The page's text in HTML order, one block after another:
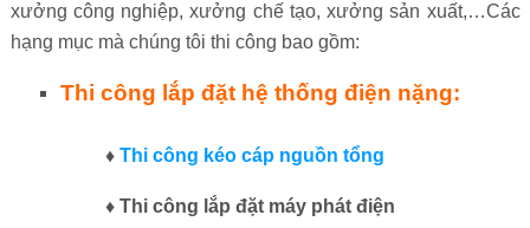
xưởng công nghiệp, xưởng chế tạo, xưởng sản xuất,…Các
hạng mục mà chúng tôi thi công bao gồm:
Thi công lắp đặt hệ thống điện nặng:
♦Thi công kéo cáp nguồn tổng
♦ Thi công lắp đặt máy phát điện